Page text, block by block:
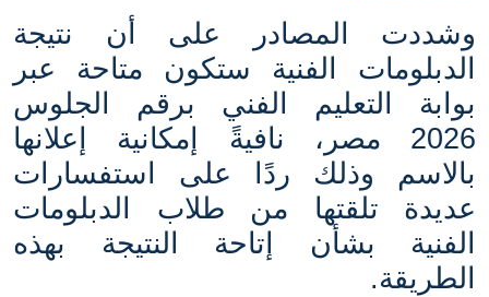
وشددت المصادر على أن نتيجة
الدبلومات الفنية ستكون متاحة عبر
بوابة التعليم الفني برقم الجلوس
2026 مصر، نافيةً إمكانية إعلانها
بالاسم وذلك ردًا على استفسارات
عديدة تلقتها من طلاب الدبلومات
الفنية بشأن إتاحة النتيجة بهذه
الطريقة.